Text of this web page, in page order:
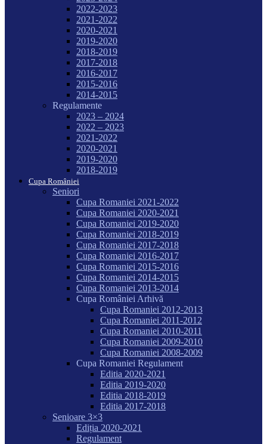
2022-2023
2021-2022
2020-2021
2019-2020
2018-2019
2017-2018
2016-2017
2015-2016
2014-2015
Regulamente
2023 – 2024
2022 – 2023
2021-2022
2020-2021
2019-2020
2018-2019
Cupa României
Seniori
Cupa Romaniei 2021-2022
Cupa Romaniei 2020-2021
Cupa Romaniei 2019-2020
Cupa Romaniei 2018-2019
Cupa Romaniei 2017-2018
Cupa Romaniei 2016-2017
Cupa Romaniei 2015-2016
Cupa Romaniei 2014-2015
Cupa Romaniei 2013-2014
Cupa României Arhivă
Cupa Romaniei 2012-2013
Cupa Romaniei 2011-2012
Cupa Romaniei 2010-2011
Cupa Romaniei 2009-2010
Cupa Romaniei 2008-2009
Cupa Romaniei Regulament
Editia 2020-2021
Editia 2019-2020
Editia 2018-2019
Editia 2017-2018
Senioare 3×3
Ediția 2020-2021
Regulament